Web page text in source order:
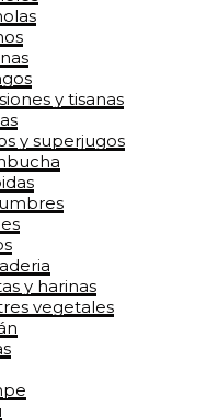
y tisanas
y superjugos
y harinas
vegetales